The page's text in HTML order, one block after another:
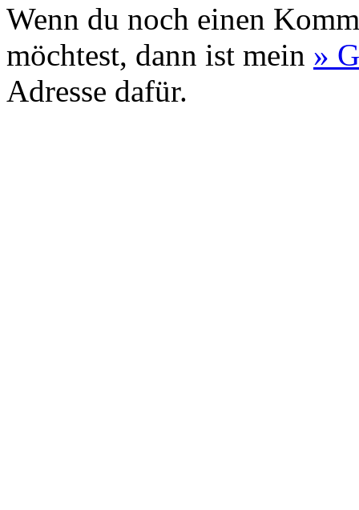
Wenn du noch einen
möchtest, dann ist mein »
Adresse dafür.